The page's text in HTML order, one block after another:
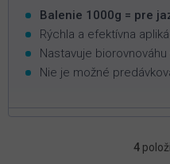
Balenie 1000g = pre
Rýchla a efektívna
Nastavuje biorovnováhu
Nie je možné
4